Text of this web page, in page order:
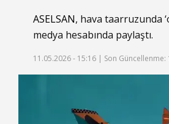
ASELSAN, hava taarruzunda
medya hesabında paylaştı.
11.05.2026 - 15:16 | Son